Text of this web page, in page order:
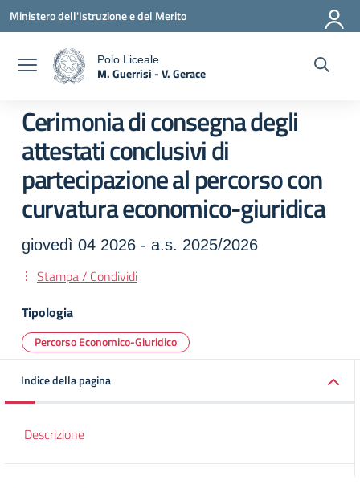
Vai ai contenuti
Vai al menu di navigazione
Vai al footer
Ministero dell'Istruzione e del Merito
Polo Liceale
M. Guerrisi - V. Gerace
Cerimonia di consegna degli
attestati conclusivi di
partecipazione al percorso con
curvatura economico-giuridica
giovedì 04 2026 - a.s. 2025/2026
Stampa / Condividi
Tipologia
Percorso Economico-Giuridico
Indice della pagina
Descrizione